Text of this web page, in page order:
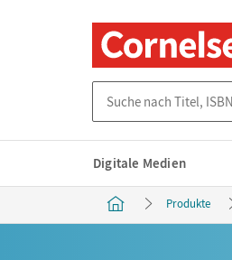
Digitale Medien
Produkte